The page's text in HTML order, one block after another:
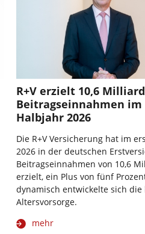
R+V erzielt 10,6
Beitragseinnahmen im
Halbjahr 2026
Die R+V Versicherung hat im
2026 in der deutschen
Beitragseinnahmen von 10,6
erzielt, ein Plus von fünf
dynamisch entwickelte sich
Altersvorsorge.
mehr